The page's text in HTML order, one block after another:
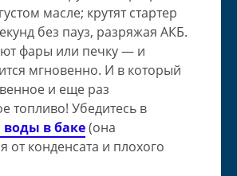
масле; крутят стартер
без пауз, разряжая АКБ.
фары или печку — и
мгновенно. И в который
и еще раз
топливо! Убедитесь в
воды в баке(она
от конденсата и плохого